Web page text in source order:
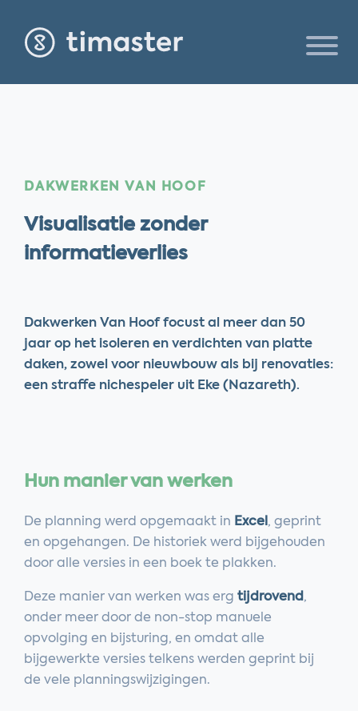
DAKWERKEN VAN HOOF
Visualisatie zonder
informatieverlies
Dakwerken Van Hoof focust al meer dan 50
jaar op het isoleren en verdichten van platte
daken, zowel voor nieuwbouw als bij renovaties:
een straffe nichespeler uit Eke (Nazareth).
Hun manier van werken
De planning werd opgemaakt in Excel , geprint
en opgehangen. De historiek werd bijgehouden
door alle versies in een boek te plakken.
Deze manier van werken was ergtijdrovend ,
onder meer door de non-stop manuele
opvolging en bijsturing, en omdat alle
bijgewerkte versies telkens werden geprint bij
de vele planningswijzigingen.